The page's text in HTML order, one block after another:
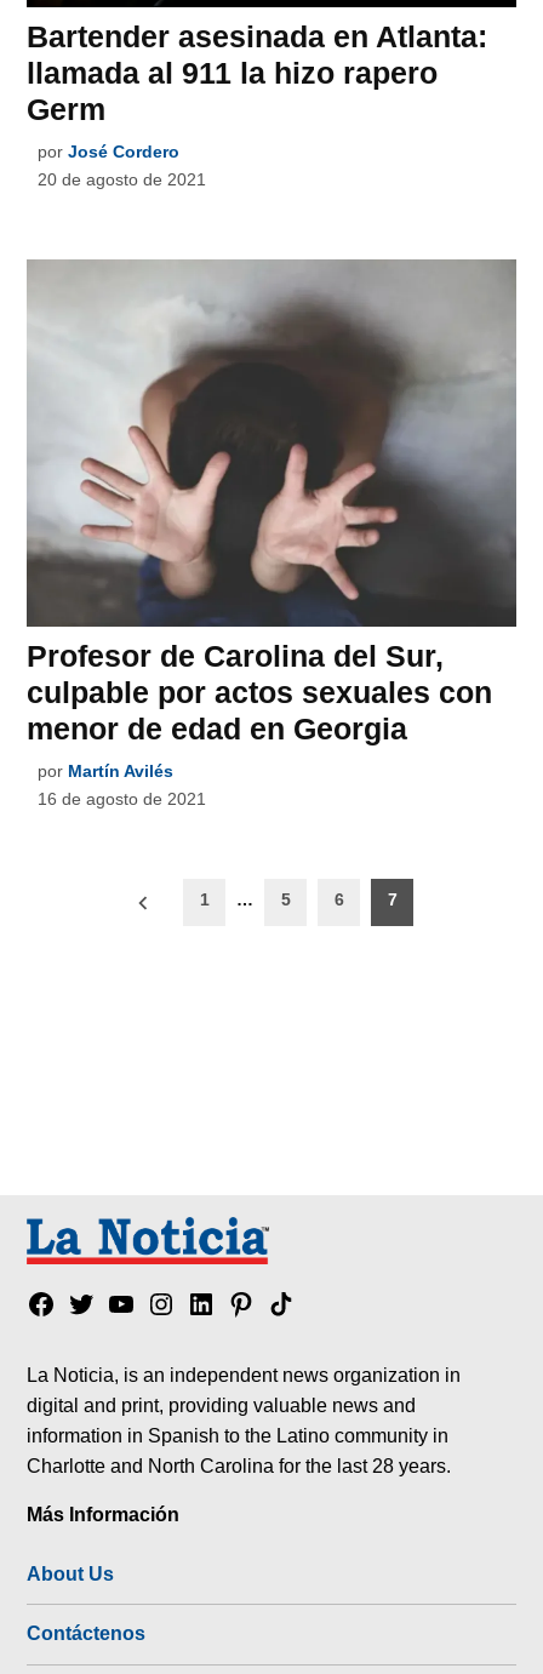
Bartender asesinada en Atlanta:
llamada al 911 la hizo rapero
Germ
por José Cordero
20 de agosto de 2021
Profesor de Carolina del Sur,
culpable por actos sexuales con
menor de edad en Georgia
por Martín Avilés
16 de agosto de 2021
Paginación
1 … 5 6 7
Facebook
TwitterYouTubeInstagram
LinkedinPinterest
Tik
La Noticia, is an independent news organization in
digital and print, providing valuable news and
information in Spanish to the Latino community in
Charlotte and North Carolina for the last 28 years.
Más Información
About Us
Contáctenos